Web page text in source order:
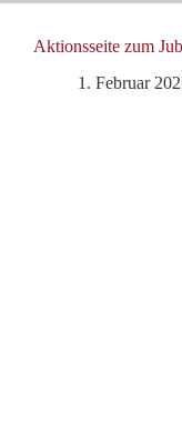
Aktionsseite zum
1. Februar